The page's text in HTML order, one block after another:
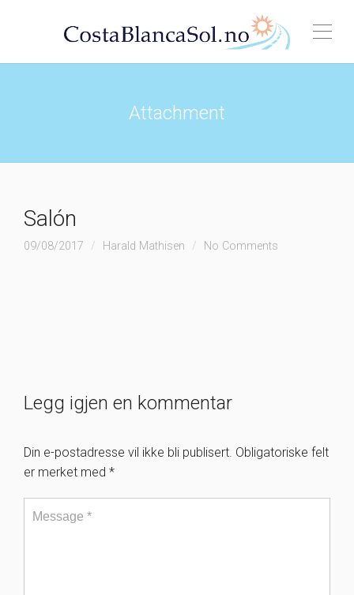
Attachment
Salón
09/08/2017 Harald Mathisen No Comments
Legg igjen en kommentar
Din e-postadresse vil ikke bli publisert. Obligatoriske felt
er merket med *